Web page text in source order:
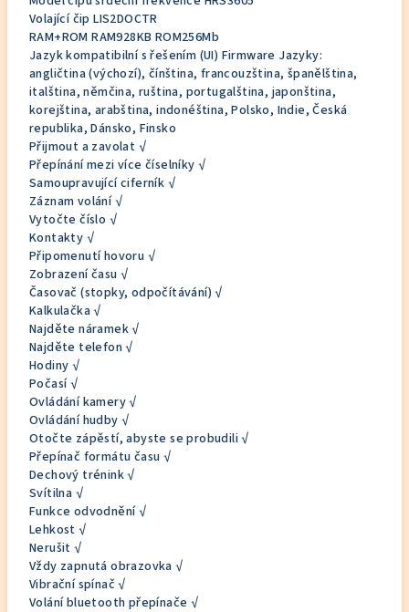
Volající čip LIS2DOCTR
RAM+ROM RAM928KB ROM256Mb
Jazyk kompatibilní s řešením (UI) Firmware Jazyky:
angličtina (výchozí), čínština, francouzština, španělština,
italština, němčina, ruština, portugalština, japonština,
korejština, arabština, indonéština, Polsko, Indie, Česká
republika, Dánsko, Finsko
Přijmout a zavolat √
Přepínání mezi více číselníky √
Samoupravující ciferník √
Záznam volání √
Vytočte číslo √
Kontakty √
Připomenutí hovoru √
Zobrazení času √
Časovač (stopky, odpočítávání) √
Kalkulačka √
Najděte náramek √
Najděte telefon √
Hodiny √
Počasí √
Ovládání kamery √
Ovládání hudby √
Otočte zápěstí, abyste se probudili √
Přepínač formátu času √
Dechový trénink √
Svítilna √
Funkce odvodnění √
Lehkost √
Nerušit √
Vždy zapnutá obrazovka √
Vibrační spínač √
Volání bluetooth přepínače √